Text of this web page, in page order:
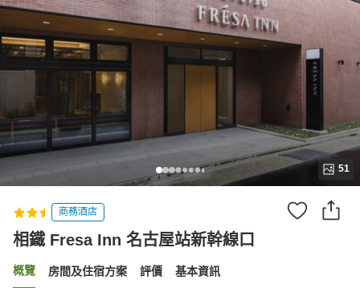
51
商務酒店
相鐵 Fresa Inn 名古屋站新幹線口
概覽 房間及住宿方案 評價 基本資訊